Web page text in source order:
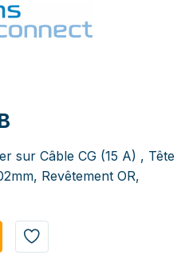
sur Câble CG (15 A) , Tête
Revêtement OR,